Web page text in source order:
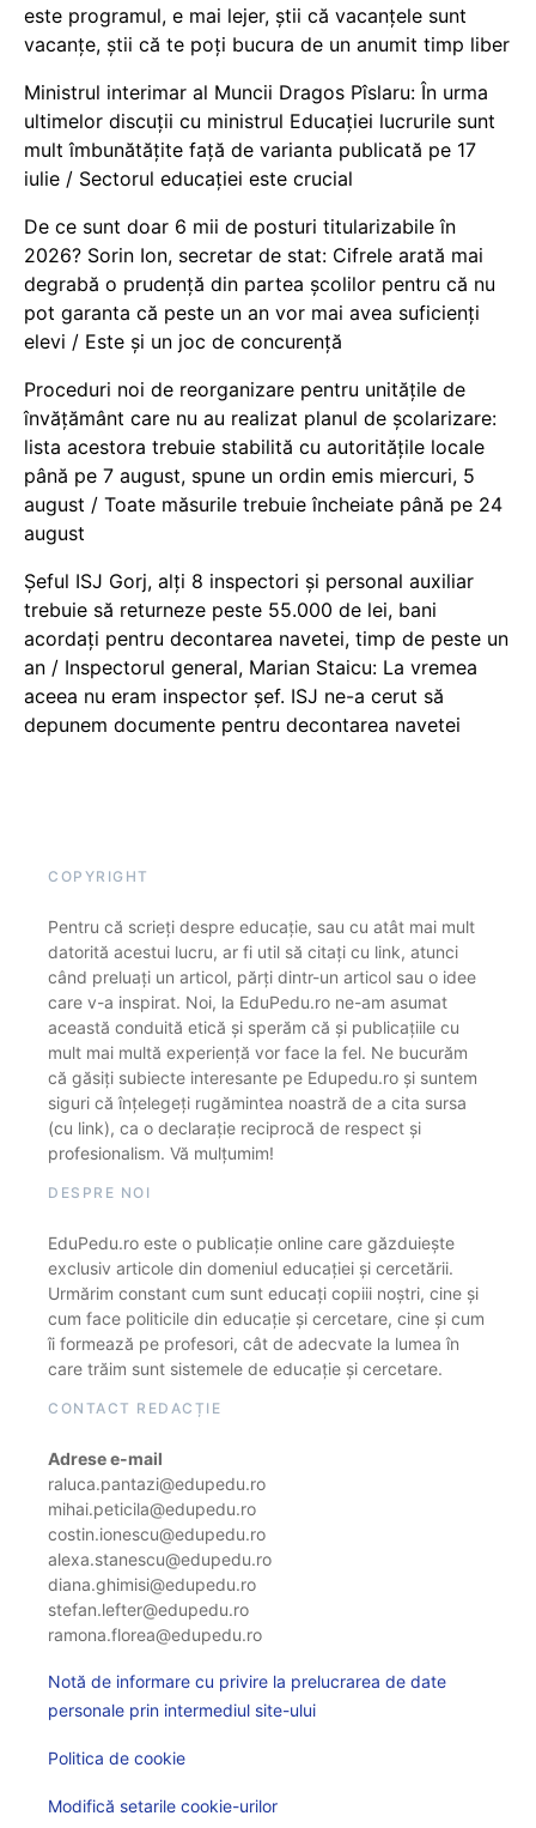
este programul, e mai lejer, știi că vacanțele sunt
vacanţe, știi că te poți bucura de un anumit timp liber
Ministrul interimar al Muncii Dragos Pîslaru: În urma
ultimelor discuții cu ministrul Educației lucrurile sunt
mult îmbunătățite față de varianta publicată pe 17
iulie / Sectorul educației este crucial
De ce sunt doar 6 mii de posturi titularizabile în
2026? Sorin Ion, secretar de stat: Cifrele arată mai
degrabă o prudență din partea școlilor pentru că nu
pot garanta că peste un an vor mai avea suficienți
elevi / Este și un joc de concurență
Proceduri noi de reorganizare pentru unitățile de
învățământ care nu au realizat planul de școlarizare:
lista acestora trebuie stabilită cu autoritățile locale
până pe 7 august, spune un ordin emis miercuri, 5
august / Toate măsurile trebuie încheiate până pe 24
august
Șeful ISJ Gorj, alți 8 inspectori și personal auxiliar
trebuie să returneze peste 55.000 de lei, bani
acordați pentru decontarea navetei, timp de peste un
an / Inspectorul general, Marian Staicu: La vremea
aceea nu eram inspector șef. ISJ ne-a cerut să
depunem documente pentru decontarea navetei
COPYRIGHT
Pentru că scrieți despre educație, sau cu atât mai mult
datorită acestui lucru, ar fi util să citați cu link, atunci
când preluați un articol, părți dintr-un articol sau o idee
care v-a inspirat. Noi, la EduPedu.ro ne-am asumat
această conduită etică și sperăm că și publicațiile cu
mult mai multă experiență vor face la fel. Ne bucurăm
că găsiți subiecte interesante pe Edupedu.ro și suntem
siguri că înțelegeți rugămintea noastră de a cita sursa
(cu link), ca o declarație reciprocă de respect și
profesionalism. Vă mulțumim!
DESPRE NOI
EduPedu.ro este o publicație online care găzduiește
exclusiv articole din domeniul educației și cercetării.
Urmărim constant cum sunt educați copiii noștri, cine și
cum face politicile din educație și cercetare, cine și cum
îi formează pe profesori, cât de adecvate la lumea în
care trăim sunt sistemele de educație și cercetare.
CONTACT REDACȚIE
Adrese e-mail
raluca.pantazi@edupedu.ro
mihai.peticila@edupedu.ro
costin.ionescu@edupedu.ro
alexa.stanescu@edupedu.ro
diana.ghimisi@edupedu.ro
stefan.lefter@edupedu.ro
ramona.florea@edupedu.ro
Notă de informare cu privire la prelucrarea de date
personale prin intermediul site-ului
Politica de cookie
Modifică setarile cookie-urilor